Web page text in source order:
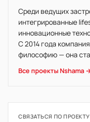
Среди ведущих
интегрированные
инновационные
С 2014 года
философию — она
Все проекты Nshama
СВЯЗАТЬСЯ ПО ПРОЕКТУ